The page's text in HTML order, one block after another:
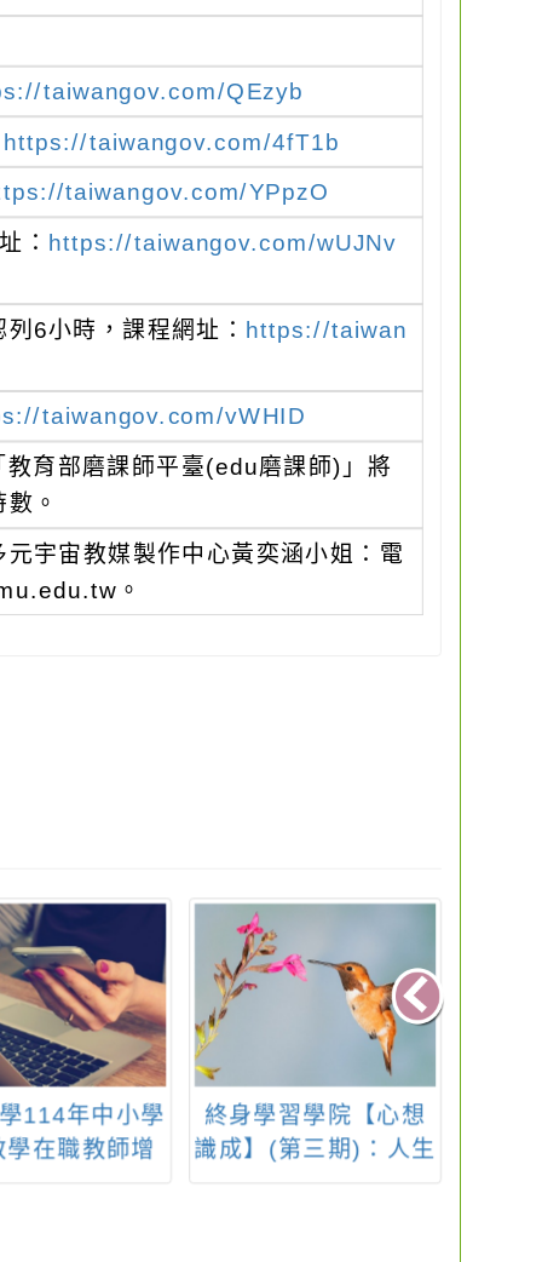
taiwangov.com/QEzyb
https://taiwangov.com/4fT1b
taiwangov.com/YPpzO
： https://taiwangov.com/wUJNv
6小時，課程網址： https://taiwan
taiwangov.com/vWHID
育部磨課師平臺(edu磨課師)」將
。
宇宙教媒製作中心黃奕涵小姐：電
。
114年中小學
學在職教師增
終身學習學院【心想
識成】(第三期)：人生